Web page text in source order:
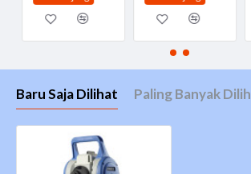
seperti:
Coding Cepat : petir fitur cepat coding
CoGo : untuk perhitungan di -
Mengukur Cepat: mengkonfigurasi
sentuhan pengukuran
Semua FOKUS 8 model dukungan
Bluetooth untuk kolektor data
Memindahkan data Anda dengan
Baru Saja Dilihat Paling Banyak